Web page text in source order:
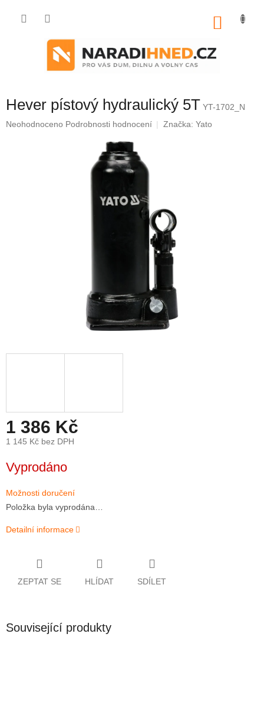
Hever pístový hydraulický 5T YT-1702_N
Průměrné
Neohodnoceno Podrobnosti hodnocení Značka: Yato
1 386 Kč
1 145 Kč bez DPH
cena:
Vyprodáno
Možnosti doručení
Položka byla vyprodána…
Detailní informace
ZEPTAT SE HLÍDAT SDÍLET
Související produkty